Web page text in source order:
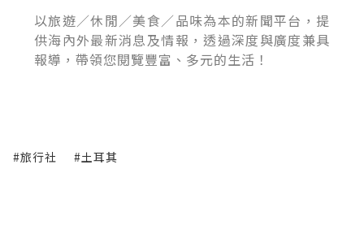
以旅遊／休閒／美食／品味為本的新聞平台，提
供海內外最新消息及情報，透過深度與廣度兼具
報導，帶領您閱覽豐富、多元的生活！
#旅行社 #土耳其